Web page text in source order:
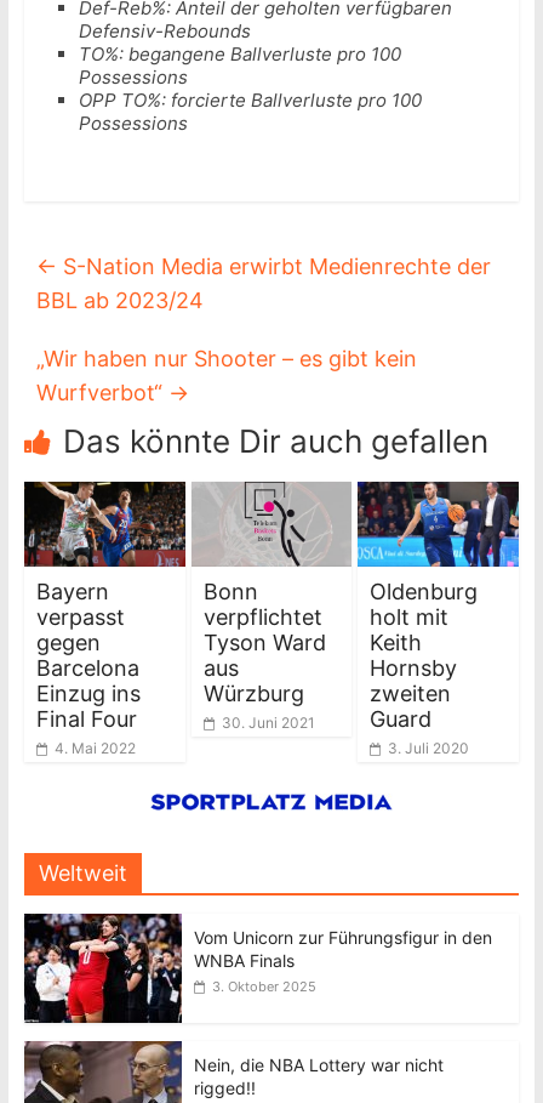
Def-Reb%: Anteil der geholten verfügbaren
Defensiv-Rebounds
TO%: begangene Ballverluste pro 100
Possessions
OPP TO%: forcierte Ballverluste pro 100
Possessions
← S-Nation Media erwirbt Medienrechte der
BBL ab 2023/24
„Wir haben nur Shooter – es gibt kein
Wurfverbot“ →
Das könnte Dir auch gefallen
Bayern
verpasst
gegen
Barcelona
Einzug ins
Final Four
4. Mai 2022
Bonn
verpflichtet
Tyson Ward
aus
Würzburg
30. Juni 2021
Oldenburg
holt mit
Keith
Hornsby
zweiten
Guard
3. Juli 2020
Weltweit
Vom Unicorn zur Führungsfigur in den
WNBA Finals
3. Oktober 2025
Nein, die NBA Lottery war nicht
rigged!!